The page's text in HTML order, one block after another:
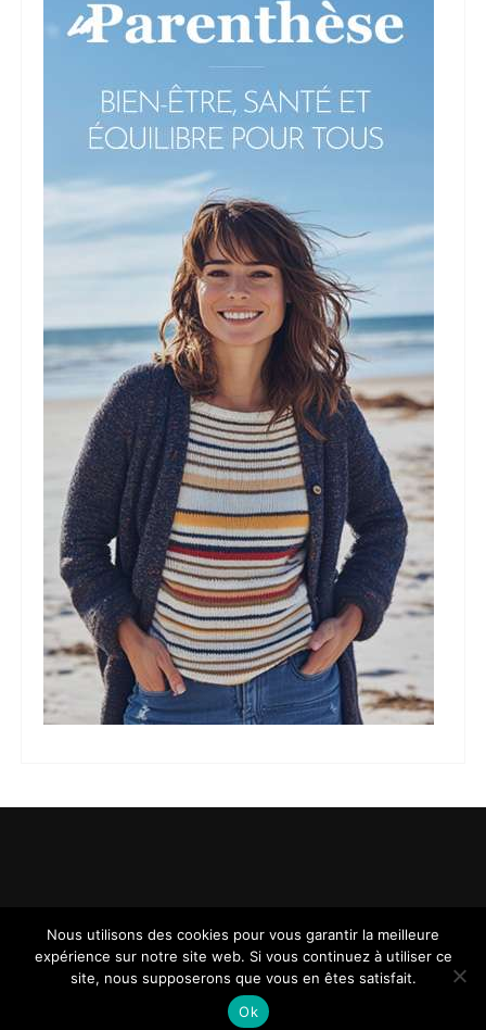
Nous utilisons des cookies pour vous garantir la meilleure
expérience sur notre site web. Si vous continuez à utiliser ce
site, nous supposerons que vous en êtes satisfait.
Ok